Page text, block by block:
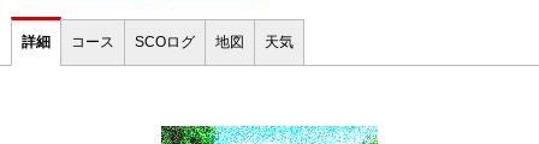
詳細 コース SCOログ 地図 天気